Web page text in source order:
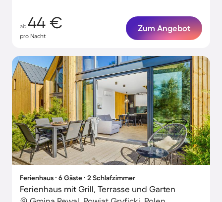
ab 44 €
pro Nacht
Zum Angebot
Ferienhaus ∙ 6 Gäste ∙ 2 Schlafzimmer
Ferienhaus mit Grill, Terrasse und Garten